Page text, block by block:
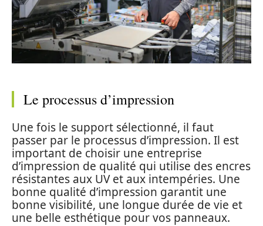
Le processus d’impression
Une fois le support sélectionné, il faut
passer par le processus d’impression. Il est
important de choisir une entreprise
d’impression de qualité qui utilise des encres
résistantes aux UV et aux intempéries. Une
bonne qualité d’impression garantit une
bonne visibilité, une longue durée de vie et
une belle esthétique pour vos panneaux.